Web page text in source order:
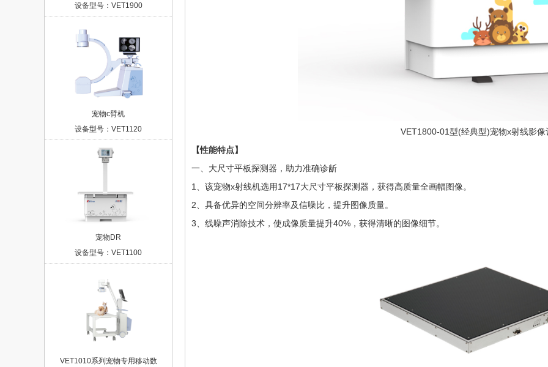
VET1800-01型(经典型)宠物x射线影像
【性能特点】
一、大尺寸平板探测器，助力准确诊龂
1、该宠物x射线机选用17*17大尺寸平板探测器，获得高质量全画幅图像。
2、具备优异的空间分辨率及信噪比，提升图像质量。
3、线噪声消除技术，使成像质量提升40%，获得清晰的图像细节。
设备型号：VET1900
宠物c臂机
设备型号：VET1120
宠物DR
设备型号：VET1100
VET1010系列宠物专用移动数